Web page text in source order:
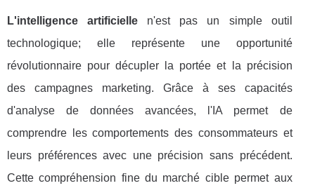
L'intelligence artificielle n'est pas un simple outil
technologique; elle représente une opportunité
révolutionnaire pour décupler la portée et la précision
des campagnes marketing. Grâce à ses capacités
d'analyse de données avancées, l'IA permet de
comprendre les comportements des consommateurs et
leurs préférences avec une précision sans précédent.
Cette compréhension fine du marché cible permet aux